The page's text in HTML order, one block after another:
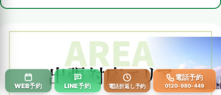
WEB予約 LINE予約 電話折返し予約
電話予約
0120-980-449